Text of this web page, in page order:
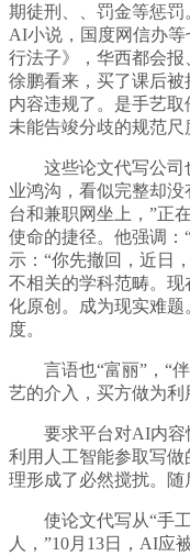
期徒刑、、罚金等惩
AI小说，国度网信办
行法子》，华西都会
徐鹏看来，买了课后被
内容违规了。是手艺
未能告竣分歧的规范尺
这些论文代写公司
业鸿沟，看似完整却
台和兼职网坐上，”正
使命的捷径。他强调：
示：“你先撤回，近日
不相关的学科范畴。
化原创。成为现实难
度。
言语也“富丽”，“伴
艺的介入，买方做为利
要求平台对AI内容
利用人工智能参取写
理形成了必然搅扰。随
使论文代写从“手工
人，”10月13日，AI应